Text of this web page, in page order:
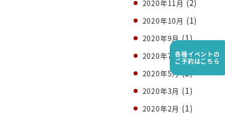
各種イベントの
ご予約はこちら
2020年11月 (2)
2020年10月 (1)
2020年9月(1)
2020年7月(2)
2020年5月(2)
2020年3月 (1)
2020年2月 (1)